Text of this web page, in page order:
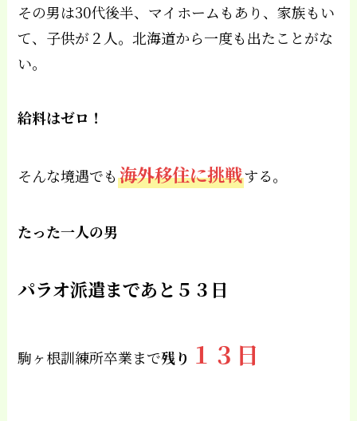
その男は30代後半、マイホームもあり、家族もい
て、子供が２人。北海道から一度も出たことがな
い。
給料はゼロ！
そんな境遇でも海外移住に挑戦する。
たった一人の男
パラオ派遣まであと５３ 日
駒ヶ根訓練所卒業まで残り １３日